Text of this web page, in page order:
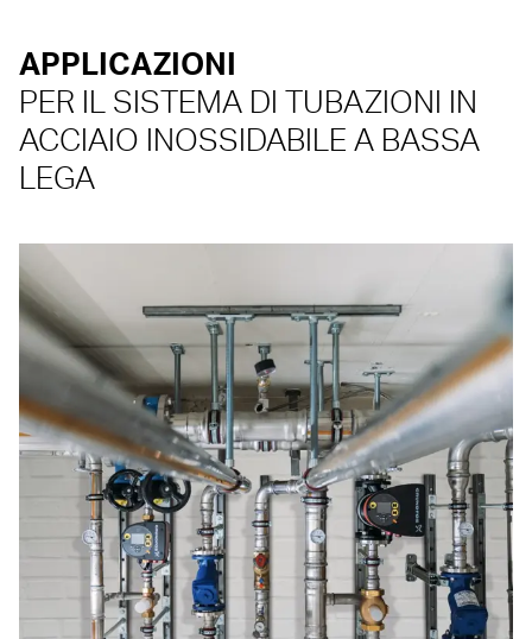
APPLICAZIONI
PER IL SISTEMA DI TUBAZIONI IN
ACCIAIO INOSSIDABILE A BASSA
LEGA